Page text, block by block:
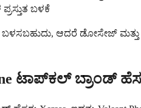
ಬಳಕೆ
ಆದರೆ ಡೋಸೇಜ್ ಮತ್ತು
ಟಾಪ್‌ಕಲ್ ಬ್ರಾಂಡ್